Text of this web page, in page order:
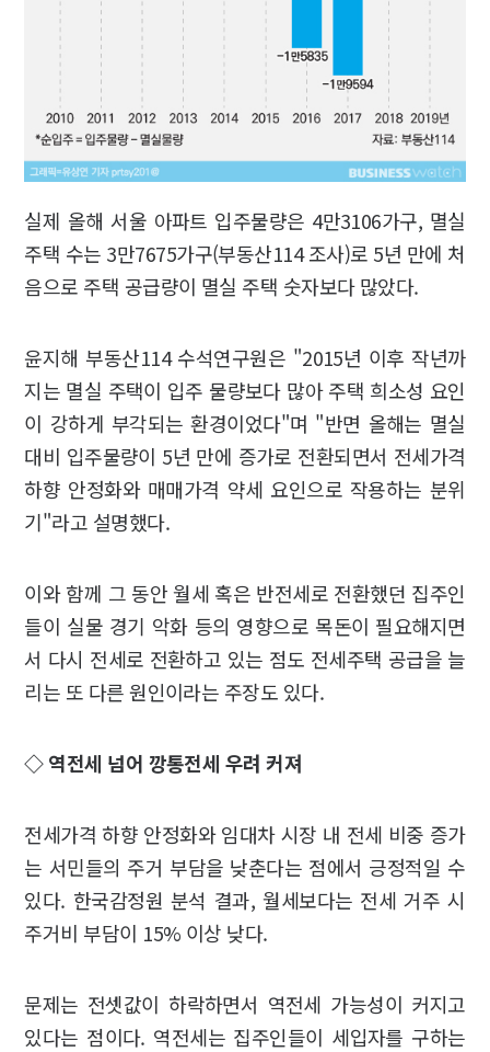
실제 올해 서울 아파트 입주물량은 4만3106가구, 멸실
주택 수는 3만7675가구(부동산114 조사)로 5년 만에 처
음으로 주택 공급량이 멸실 주택 숫자보다 많았다.
윤지해 부동산114 수석연구원은 "2015년 이후 작년까
지는 멸실 주택이 입주 물량보다 많아 주택 희소성 요인
이 강하게 부각되는 환경이었다"며 "반면 올해는 멸실
대비 입주물량이 5년 만에 증가로 전환되면서 전세가격
하향 안정화와 매매가격 약세 요인으로 작용하는 분위
기"라고 설명했다.
이와 함께 그 동안 월세 혹은 반전세로 전환했던 집주인
들이 실물 경기 악화 등의 영향으로 목돈이 필요해지면
서 다시 전세로 전환하고 있는 점도 전세주택 공급을 늘
리는 또 다른 원인이라는 주장도 있다.
◇ 역전세 넘어 깡통전세 우려 커져
전세가격 하향 안정화와 임대차 시장 내 전세 비중 증가
는 서민들의 주거 부담을 낮춘다는 점에서 긍정적일 수
있다. 한국감정원 분석 결과, 월세보다는 전세 거주 시
주거비 부담이 15% 이상 낮다.
문제는 전셋값이 하락하면서 역전세 가능성이 커지고
있다는 점이다. 역전세는 집주인들이 세입자를 구하는